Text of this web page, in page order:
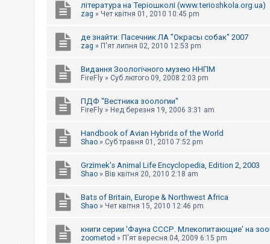
література на Теріошколі (www.terioshkola.org.ua)
zag » Чет квітня 01, 2010 10:45 pm
де знайти: Пасечник ЛА "Окрасы собак" 2007
zag » П'ят липня 02, 2010 12:53 pm
Видання Зоологічного музею ННПМ
FireFly » Суб лютого 09, 2008 2:03 pm
ПДФ "Вестника зоологии"
FireFly » Нед березня 19, 2006 3:31 am
Handbook of Avian Hybrids of the World
Shao » Суб травня 01, 2010 7:52 pm
Grzimek's Animal Life Encyclopedia, Edition 2, 2003
Shao » Вів квітня 20, 2010 2:18 am
Bats of Britain, Europe & Northwest Africa
Shao » Чет квітня 15, 2010 12:46 pm
книги серии 'Фауна СССР. Млекопитающие' на
zoometod » П'ят вересня 04, 2009 6:15 pm